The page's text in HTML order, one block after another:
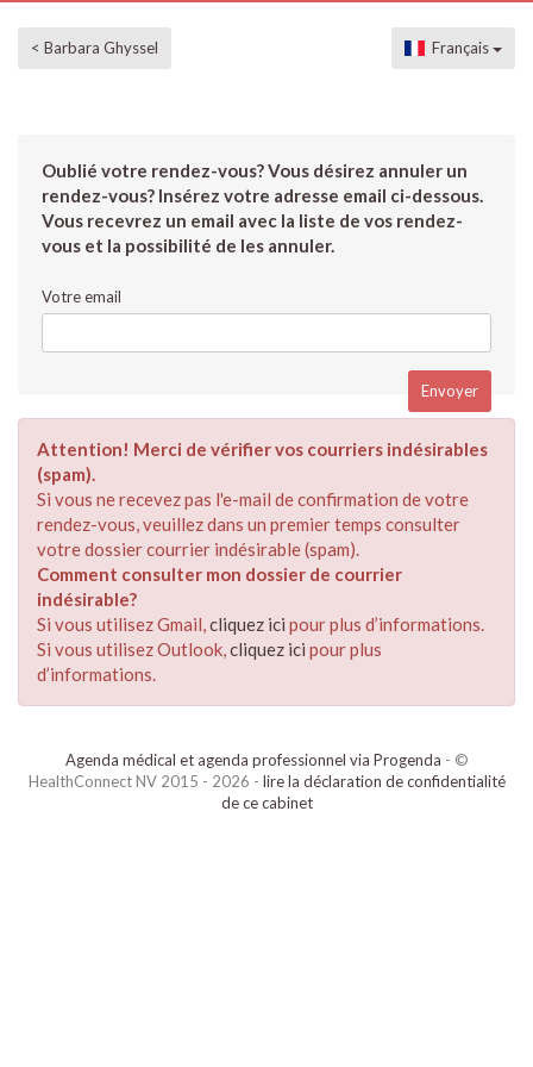
< Barbara Ghyssel Français
Oublié votre rendez-vous? Vous désirez annuler un
rendez-vous? Insérez votre adresse email ci-dessous.
Vous recevrez un email avec la liste de vos rendez-
vous et la possibilité de les annuler.
Votre email
Attention! Merci de vérifier vos courriers indésirables
(spam).
Si vous ne recevez pas l'e-mail de confirmation de votre
rendez-vous, veuillez dans un premier temps consulter
votre dossier courrier indésirable (spam).
Comment consulter mon dossier de courrier
indésirable?
Si vous utilisez Gmail,cliquez ici pour plus d’informations.
Si vous utilisez Outlook,cliquez ici pour plus
d’informations.
Agenda médical et agenda professionnel via Progenda - ©
HealthConnect NV 2015 - 2026 - lire la déclaration de confidentialité
de ce cabinet